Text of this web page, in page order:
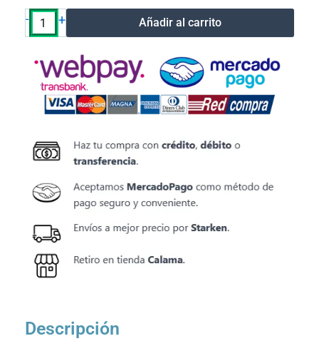
-T555
Fotográfico
555
cantidad
+ Añadir al carrito
Descripción